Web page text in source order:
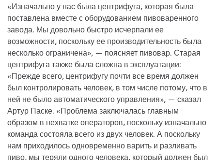
«Изначально у нас была центрифуга, которая была
поставлена вместе с оборудованием пивоваренного
завода. Мы довольно быстро исчерпали ее
возможности, поскольку ее производительность была
несколько ограничена», — поясняет пивовар. Старая
центрифуга также была сложна в эксплуатации:
«Прежде всего, центрифугу почти все время должен
был контролировать человек, в том числе потому, что в
ней не было автоматического управления», — сказал
Артур Паске. «Проблема заключалась главным
образом в нехватке операторов, поскольку изначально
команда состояла всего из двух человек. А поскольку
нам приходилось одновременно варить и разливать
пиво, мы теряли одного человека, который должен был